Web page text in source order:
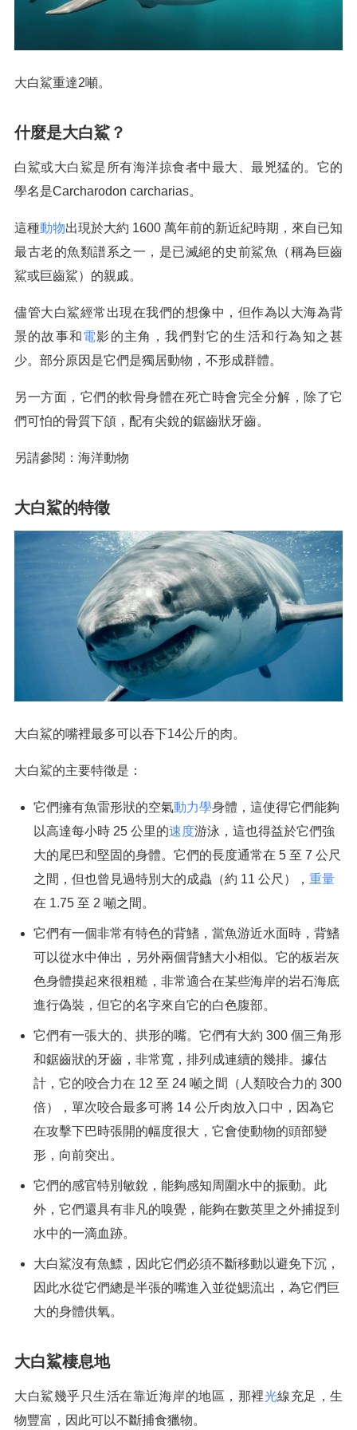
大白鯊重達2噸。
什麼是大白鯊？
白鯊或大白鯊是所有海洋掠食者中最大、最兇猛的。它的
學名是Carcharodon carcharias。
這種動物出現於大約 1600 萬年前的新近紀時期，來自已知
最古老的魚類譜系之一，是已滅絕的史前鯊魚（稱為巨齒
鯊或巨齒鯊）的親戚。
儘管大白鯊經常出現在我們的想像中，但作為以大海為背
景的故事和電影的主角，我們對它的生活和行為知之甚
少。部分原因是它們是獨居動物，不形成群體。
另一方面，它們的軟骨身體在死亡時會完全分解，除了它
們可怕的骨質下頜，配有尖銳的鋸齒狀牙齒。
另請參閱：海洋動物
大白鯊的特徵
大白鯊的嘴裡最多可以吞下14公斤的肉。
大白鯊的主要特徵是：
它們擁有魚雷形狀的空氣動力學身體，這使得它們能夠
以高達每小時 25 公里的速度游泳，這也得益於它們強
大的尾巴和堅固的身體。它們的長度通常在 5 至 7 公尺
之間，但也曾見過特別大的成蟲（約 11 公尺）， 重量
在 1.75 至 2 噸之間。
它們有一個非常有特色的背鰭，當魚游近水面時，背鰭
可以從水中伸出，另外兩個背鰭大小相似。它的板岩灰
色身體摸起來很粗糙，非常適合在某些海岸的岩石海底
進行偽裝，但它的名字來自它的白色腹部。
它們有一張大的、拱形的嘴。它們有大約 300 個三角形
和鋸齒狀的牙齒，非常寬，排列成連續的幾排。據估
計，它的咬合力在 12 至 24 噸之間（人類咬合力的 300
倍），單次咬合最多可將 14 公斤肉放入口中，因為它
在攻擊下巴時張開的幅度很大，它會使動物的頭部變
形，向前突出。
它們的感官特別敏銳，能夠感知周圍水中的振動。此
外，它們還具有非凡的嗅覺，能夠在數英里之外捕捉到
水中的一滴血跡。
大白鯊沒有魚鰾，因此它們必須不斷移動以避免下沉，
因此水從它們總是半張的嘴進入並從鰓流出，為它們巨
大的身體供氧。
大白鯊棲息地
大白鯊幾乎只生活在靠近海岸的地區，那裡光線充足，生
物豐富，因此可以不斷捕食獵物。